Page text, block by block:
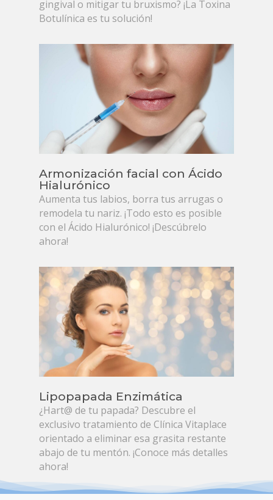
gingival o mitigar tu bruxismo? ¡La Toxina
Botulínica es tu solución!
Armonización facial con Ácido
Hialurónico
Aumenta tus labios, borra tus arrugas o
remodela tu nariz. ¡Todo esto es posible
con el Ácido Hialurónico! ¡Descúbrelo
ahora!
Lipopapada Enzimática
¿Hart@ de tu papada? Descubre el
exclusivo tratamiento de Clínica Vitaplace
orientado a eliminar esa grasita restante
abajo de tu mentón. ¡Conoce más detalles
ahora!